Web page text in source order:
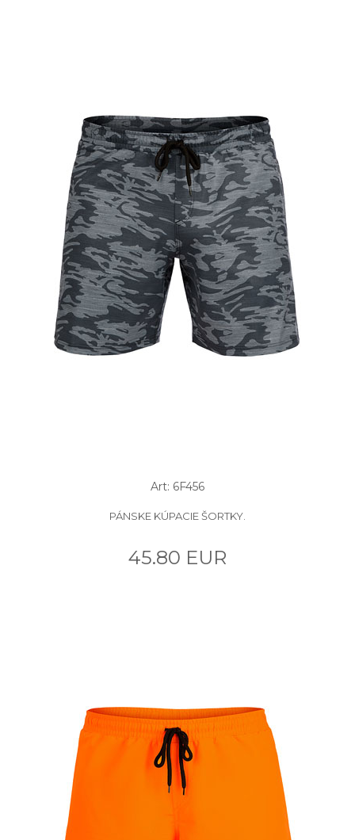
Art: 6F456
PÁNSKE KÚPACIE ŠORTKY.
45.80 EUR